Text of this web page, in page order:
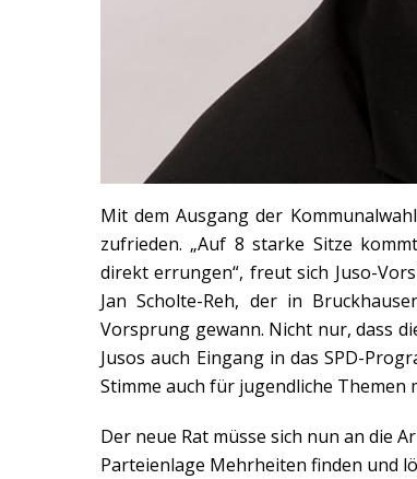
Mit dem Ausgang der
zufrieden. „Auf 8 starke Sitze
direkt errungen“, freut sich Juso-
Jan Scholte-Reh, der in
Vorsprung gewann. Nicht nur, dass
Jusos auch Eingang in das SPD-
Stimme auch für jugendliche Themen
Der neue Rat müsse sich nun an die
Parteienlage Mehrheiten finden und